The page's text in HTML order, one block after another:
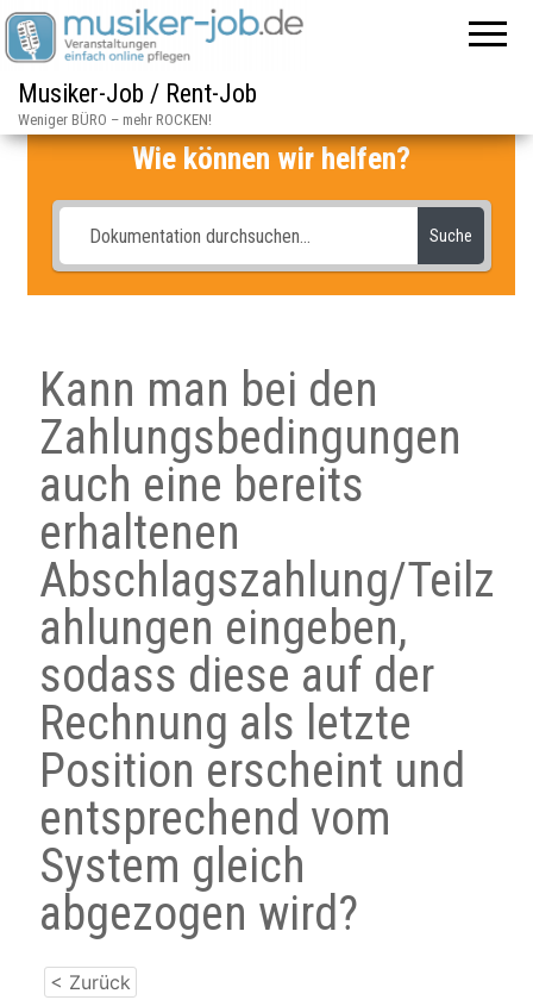
Musiker-Job / Rent-Job
Weniger BÜRO – mehr ROCKEN!
Wie können wir helfen?
Suche
Kann man bei den
Zahlungsbedingungen
auch eine bereits
erhaltenen
Abschlagszahlung/Teilz
ahlungen eingeben,
sodass diese auf der
Rechnung als letzte
Position erscheint und
entsprechend vom
System gleich
abgezogen wird?
< Zurück